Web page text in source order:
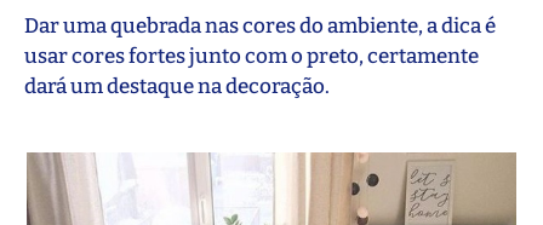
Dar uma quebrada nas cores do ambiente, a dica é
usar cores fortes junto com o preto, certamente
dará um destaque na decoração.